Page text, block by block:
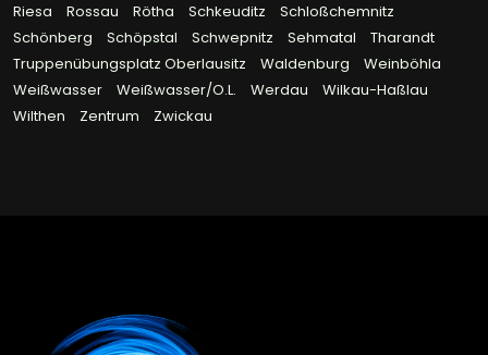
Riesa
Rossau Rötha Schkeuditz
Schloßchemnitz
Schönberg
Schöpstal Schwepnitz Sehmatal
Tharandt
Truppenübungsplatz Oberlausitz
Waldenburg
Weinböhla
Weißwasser
Weißwasser/O.L. Werdau
Wilkau-Haßlau
Wilthen
Zentrum Zwickau